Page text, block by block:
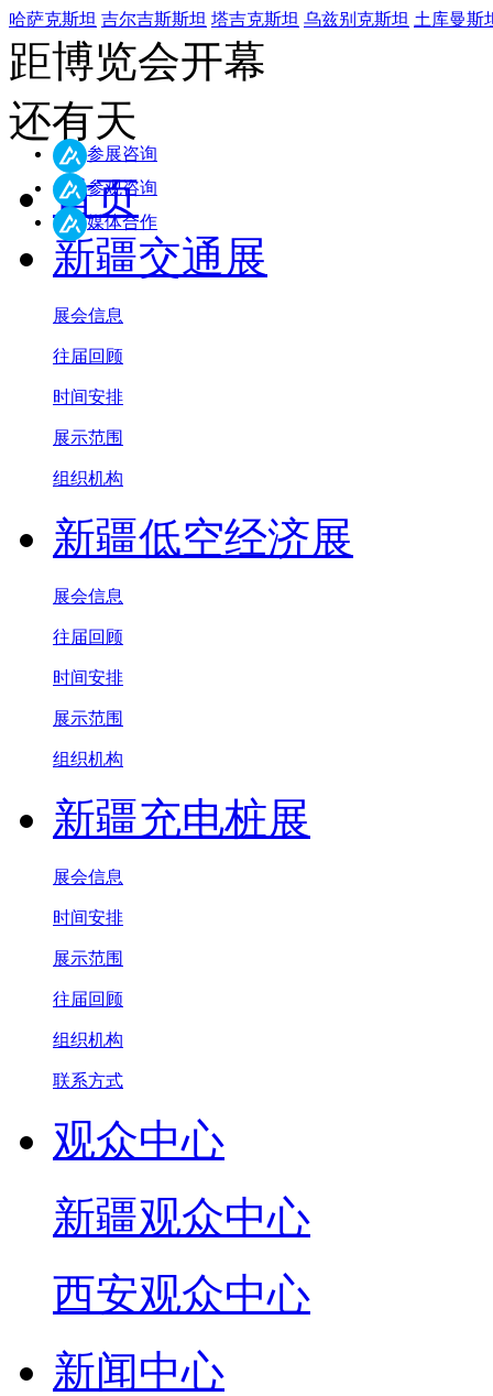
哈萨克斯坦 吉尔吉斯斯坦 塔吉克斯坦 乌兹别克斯坦 土库曼斯
距博览会开幕
还有天
首页
新疆交通展
展会信息
往届回顾
时间安排
展示范围
组织机构
新疆低空经济展
展会信息
往届回顾
时间安排
展示范围
组织机构
新疆充电桩展
展会信息
时间安排
展示范围
往届回顾
组织机构
联系方式
观众中心
新疆观众中心
西安观众中心
新闻中心
参展咨询
参观咨询
媒体合作